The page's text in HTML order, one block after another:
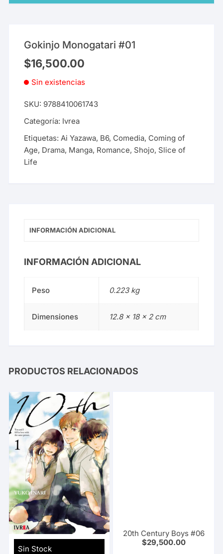
Gokinjo Monogatari #01
$16,500.00
Sin existencias
SKU: 9788410061743
Categoría: Ivrea
Etiquetas: Ai Yazawa, B6, Comedia, Coming of
Age, Drama, Manga, Romance, Shojo, Slice of
Life
INFORMACIÓN ADICIONAL
INFORMACIÓN ADICIONAL
Peso 0.223 kg
Dimensiones 12.8 × 18 × 2 cm
PRODUCTOS RELACIONADOS
Sin Stock
20th Century Boys #06
$29,500.00